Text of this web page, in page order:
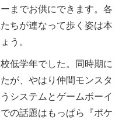
までお供にできます。各
ちが連なって歩く姿は本
う。
低学年でした。同時期に
が、やはり仲間モンスタ
システムとゲームボーイ
の話題はもっぱら『ポケ